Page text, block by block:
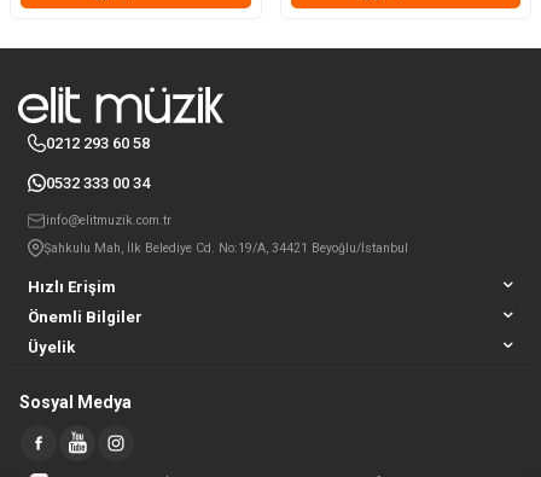
Hızlı Erişim
Önemli Bilgiler
Üyelik
0212 293 60 58
0532 333 00 34
info@elitmuzik.com.tr
Şahkulu Mah, İlk Belediye Cd. No:19/A, 34421 Beyoğlu/İstanbul
Sosyal Medya